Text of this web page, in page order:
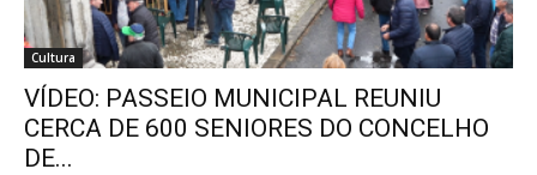
Cultura
VÍDEO: PASSEIO MUNICIPAL REUNIU
CERCA DE 600 SENIORES DO CONCELHO
DE...